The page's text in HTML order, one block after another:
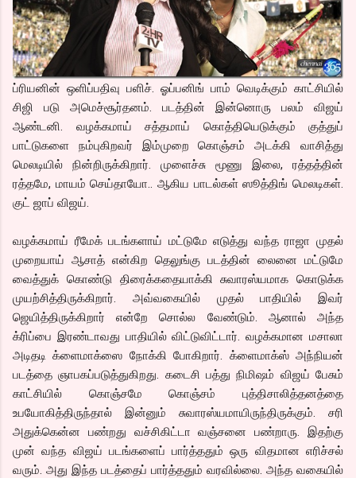
ப்ரியனின் ஒளிப்பதிவு பளிச். ஓப்பனிங் பாம் வெடிக்கும் காட்சியில்
சிஜி படு அமெச்சூர்தனம். படத்தின் இன்னொரு பலம் விஜய்
ஆண்டனி. வழக்கமாய் சத்தமாய் கொத்தியெடுக்கும் குத்துப்
பாட்டுகளை நம்புகிறவர் இம்முறை கொஞ்சம் அடக்கி வாசித்து
மெலடியில் நின்றிருக்கிறார். முளைச்சு மூணு இலை, ரத்தத்தின்
ரத்தமே, மாயம் செய்தாயோ.. ஆகிய பாடல்கள் ஸூத்திங் மெலடிகள்.
குட் ஜாப் விஜய்.
வழக்கமாய் ரீமேக் படங்களாய் மட்டுமே எடுத்து வந்த ராஜா முதல்
முறையாய் ஆசாத் என்கிற தெலுங்கு படத்தின் லைனை மட்டுமே
வைத்துக் கொண்டு திரைக்கதையாக்கி சுவாரஸ்யமாக கொடுக்க
முயற்சித்திருக்கிறார். அவ்வகையில் முதல் பாதியில் இவர்
ஜெயித்திருக்கிறார் என்றே சொல்ல வேண்டும். ஆனால் அந்த
க்ரிப்பை இரண்டாவது பாதியில் விட்டுவிட்டார். வழக்கமான மசாலா
அடிதடி க்ளைமாக்ஸை நோக்கி போகிறார். க்ளைமாக்ஸ் அந்நியன்
படத்தை ஞாபகப்படுத்துகிறது. கடைசி பத்து நிமிஷம் விஜய் பேசும்
காட்சியில் கொஞ்சமே கொஞ்சம் புத்திசாலித்தனத்தை
உபயோகித்திருந்தால் இன்னும் சுவாரஸ்யமாயிருந்திருக்கும். சரி
அதுக்கென்ன பண்றது வச்சிகிட்டா வஞ்சனை பண்றாரு. இதற்கு
முன் வந்த விஜய் படங்களைப் பார்த்ததும் ஒரு விதமான எரிச்சல்
வரும். அது இந்த படத்தைப் பார்த்ததும் வரவில்லை. அந்த வகையில்